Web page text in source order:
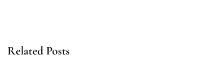
Related Posts